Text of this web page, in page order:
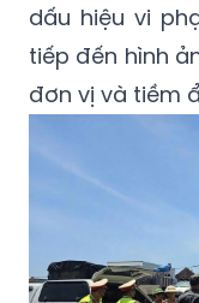
dấu hiệu vi
tiếp đến hình
đơn vị và tiềm